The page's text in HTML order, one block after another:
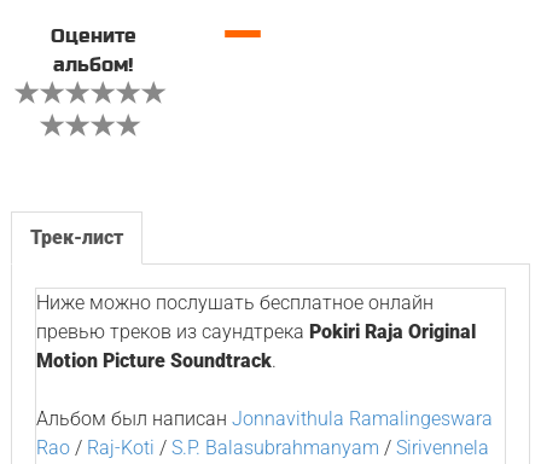
Оцените
альбом!
—
Трек-лист
Ниже можно послушать бесплатное онлайн
превью треков из саундтрека Pokiri Raja Original
Motion Picture Soundtrack.
Альбом был написан Jonnavithula Ramalingeswara
Rao/ Raj-Koti / S.P. Balasubrahmanyam / Sirivennela